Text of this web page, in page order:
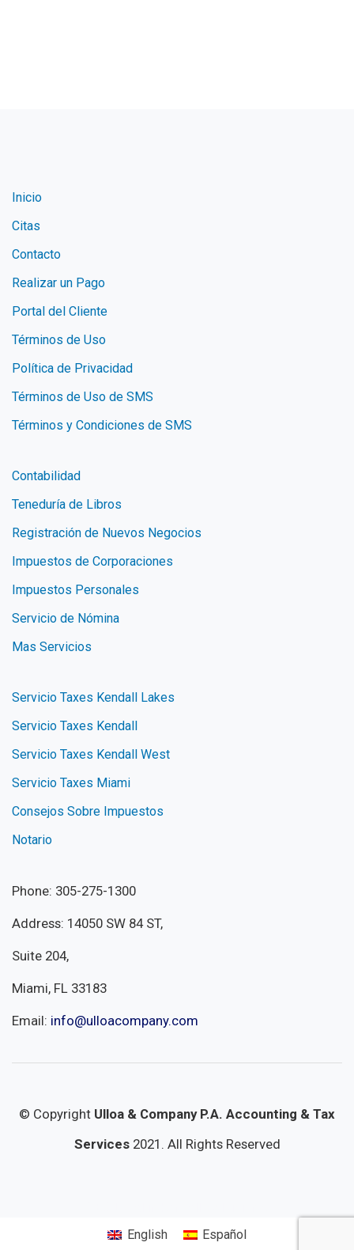
Inicio
Citas
Contacto
Realizar un Pago
Portal del Cliente
Términos de Uso
Política de Privacidad
Términos de Uso de SMS
Términos y Condiciones de SMS
Contabilidad
Teneduría de Libros
Registración de Nuevos Negocios
Impuestos de Corporaciones
Impuestos Personales
Servicio de Nómina
Mas Servicios
Servicio Taxes Kendall Lakes
Servicio Taxes Kendall
Servicio Taxes Kendall West
Servicio Taxes Miami
Consejos Sobre Impuestos
Notario
Phone: 305-275-1300
Address: 14050 SW 84 ST,
Suite 204,
Miami, FL 33183
Email: info@ulloacompany.com
© Copyright Ulloa & Company P.A. Accounting & Tax
Services 2021. All Rights Reserved
English
Español